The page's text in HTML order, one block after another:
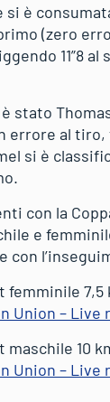
è
(zero
11”8
stato
errore al
si è
con la
e
con
femminile
Union –
maschile 10
Union –